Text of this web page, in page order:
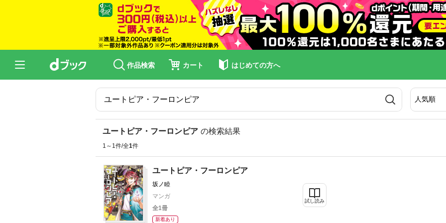
作品検索 カート はじめての方へ
ユートピア・フーロンピア の検索結果
1～1件/全1件
ユートピア・フーロンピア
坂ノ睦
マンガ
全1冊
新着あり
試し読み